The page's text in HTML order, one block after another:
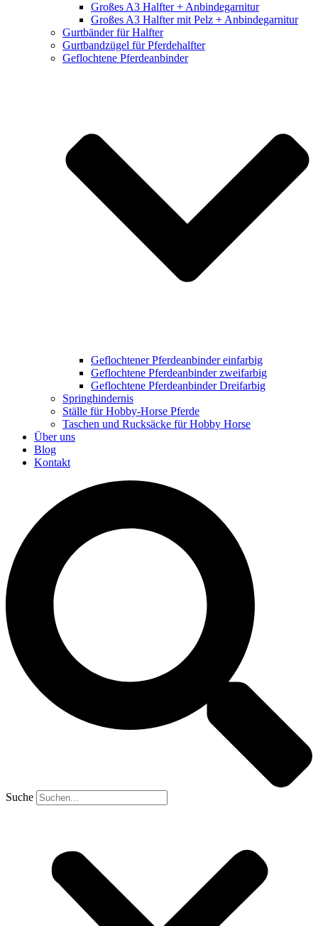
Großes A3 Halfter + Anbindegarnitur
Großes A3 Halfter mit Pelz + Anbindegarnitur
Gurtbänder für Halfter
Gurtbandzügel für Pferdehalfter
Geflochtene Pferdeanbinder
Geflochtener Pferdeanbinder einfarbig
Geflochtene Pferdeanbinder zweifarbig
Geflochtene Pferdeanbinder Dreifarbig
Springhindernis
Ställe für Hobby-Horse Pferde
Taschen und Rucksäcke für Hobby Horse
Über uns
Blog
Kontakt
Suche